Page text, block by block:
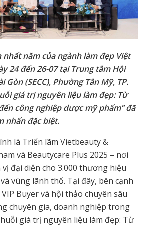
nhất năm của ngành làm đẹp Việt
24 đến 26-07 tại Trung tâm Hội
Gòn (SECC), Phường Tân Mỹ, TP.
giá trị nguyên liệu làm đẹp: Từ
công nghiệp dược mỹ phẩm” đã
nhấn đặc biệt.
là Triển lãm Vietbeauty &
và Beautycare Plus 2025 – nơi
đại diện cho 3.000 thương hiệu
vùng lãnh thổ. Tại đây, bên cạnh
Buyer và hội thảo chuyên sâu
chuyên gia, doanh nghiệp trong
giá trị nguyên liệu làm đẹp: Từ